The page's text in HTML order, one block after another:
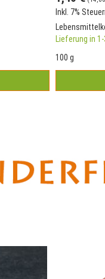
Inkl. 7%
Lieferung in
100 g